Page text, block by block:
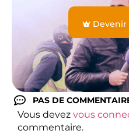
PAS DE
Vous devez vous
commentaire.